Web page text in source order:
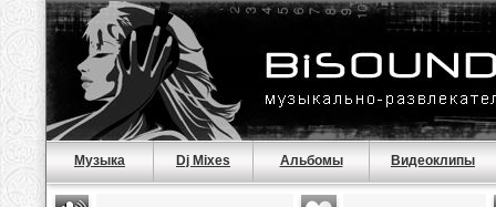
Музыка Dj Mixes Альбомы Видеоклипы